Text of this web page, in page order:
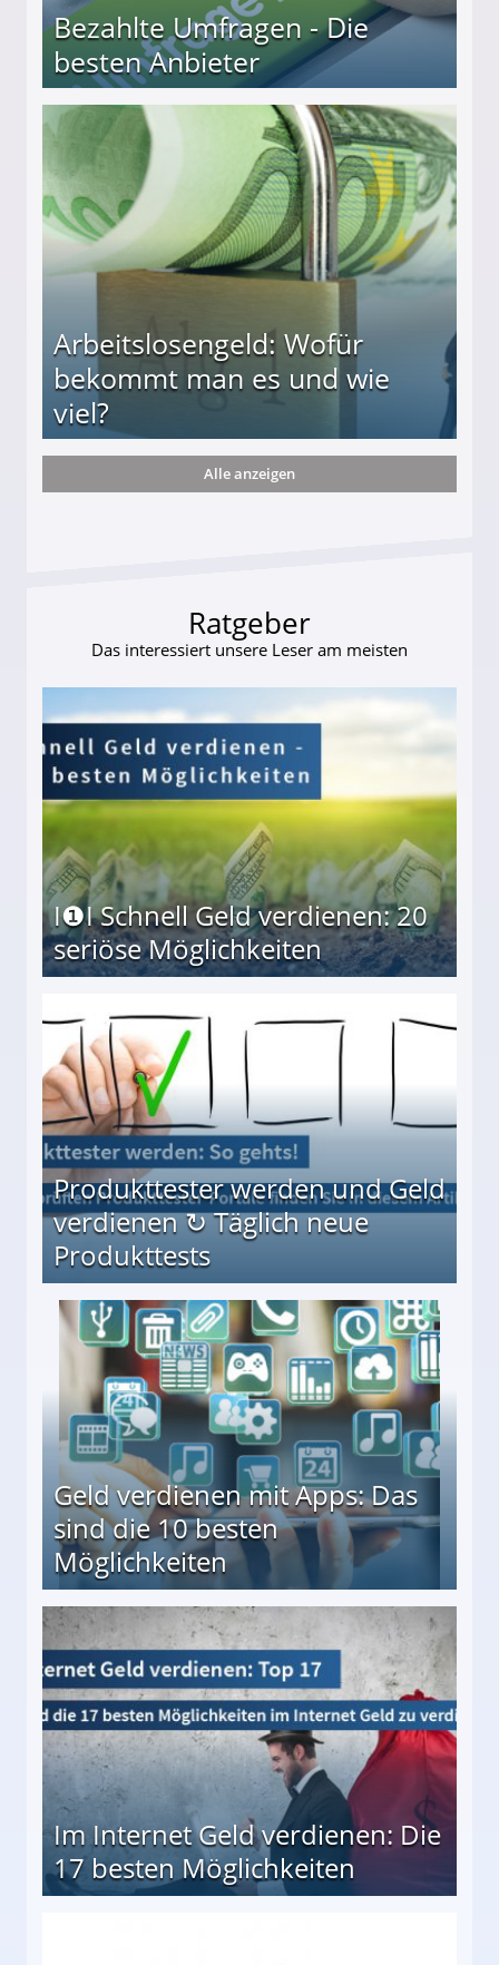
Bezahlte Umfragen - Die
besten Anbieter
Arbeitslosengeld: Wofür
bekommt man es und wie
viel?
und wie viel?
Alle anzeigen
Ratgeber
Das interessiert unsere Leser am meisten
I❶I Schnell Geld verdienen: 20
seriöse Möglichkeiten
Produkttester werden und Geld
verdienen ↻ Täglich neue
Produkttests
↻ Täglich neue Produkttests
Geld verdienen mit Apps: Das
sind die 10 besten
Möglichkeiten
besten Möglichkeiten
Im Internet Geld verdienen: Die
17 besten Möglichkeiten